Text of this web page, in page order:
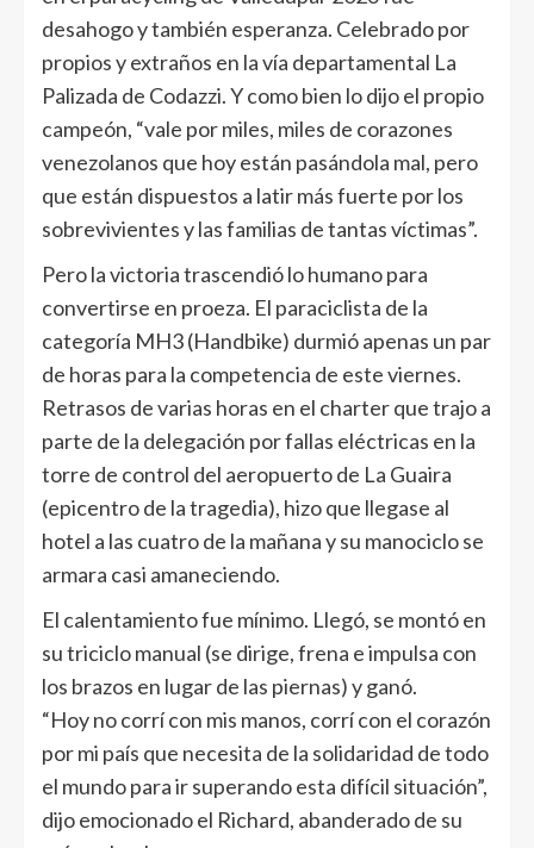
desahogo y también esperanza. Celebrado por
propios y extraños en la vía departamental La
Palizada de Codazzi. Y como bien lo dijo el propio
campeón, “vale por miles, miles de corazones
venezolanos que hoy están pasándola mal, pero
que están dispuestos a latir más fuerte por los
sobrevivientes y las familias de tantas víctimas”.
Pero la victoria trascendió lo humano para
convertirse en proeza. El paraciclista de la
categoría MH3 (Handbike) durmió apenas un par
de horas para la competencia de este viernes.
Retrasos de varias horas en el charter que trajo a
parte de la delegación por fallas eléctricas en la
torre de control del aeropuerto de La Guaira
(epicentro de la tragedia), hizo que llegase al
hotel a las cuatro de la mañana y su manociclo se
armara casi amaneciendo.
El calentamiento fue mínimo. Llegó, se montó en
su triciclo manual (se dirige, frena e impulsa con
los brazos en lugar de las piernas) y ganó.
“Hoy no corrí con mis manos, corrí con el corazón
por mi país que necesita de la solidaridad de todo
el mundo para ir superando esta difícil situación”,
dijo emocionado el Richard, abanderado de su